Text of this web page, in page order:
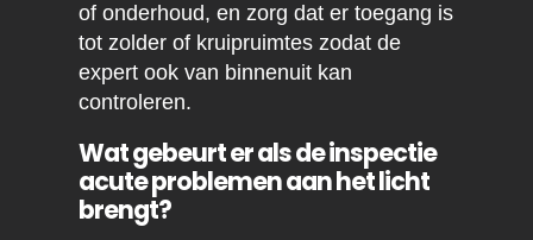
of onderhoud, en zorg dat er toegang is
tot zolder of kruipruimtes zodat de
expert ook van binnenuit kan
controleren.
Wat gebeurt er als de inspectie
acute problemen aan het licht
brengt?